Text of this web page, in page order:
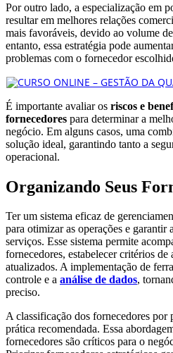
Por outro lado, a especialização em
resultar em melhores relações
mais favoráveis, devido ao volume
entanto, essa estratégia pode
problemas com o fornecedor
É importante avaliar os riscos e
fornecedores para determinar a
negócio. Em alguns casos, uma
solução ideal, garantindo tanto a
operacional.
Organizando Seus
Ter um sistema eficaz de
para otimizar as operações e garantir
serviços. Esse sistema permite
fornecedores, estabelecer critérios
atualizados. A implementação de
controle e a análise de dados,
preciso.
A classificação dos fornecedores por
prática recomendada. Essa
fornecedores são críticos para o